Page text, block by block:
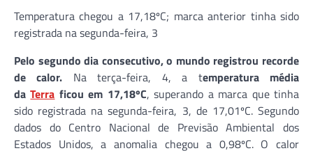
Temperatura chegou a 17,18ºC; marca anterior tinha sido
registrada na segunda-feira, 3
Pelo segundo dia consecutivo, o mundo registrou recorde
de calor. Na terça-feira, 4, a temperatura média
daTerra ficou em 17,18ºC, superando a marca que tinha
sido registrada na segunda-feira, 3, de 17,01ºC. Segundo
dados do Centro Nacional de Previsão Ambiental dos
Estados Unidos, a anomalia chegou a 0,98ºC. O calor